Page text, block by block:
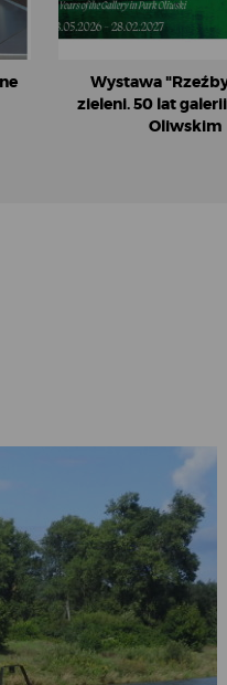
Wystawa
zieleni. 50 lat
Oliwskim